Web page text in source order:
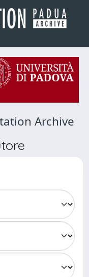
Archive